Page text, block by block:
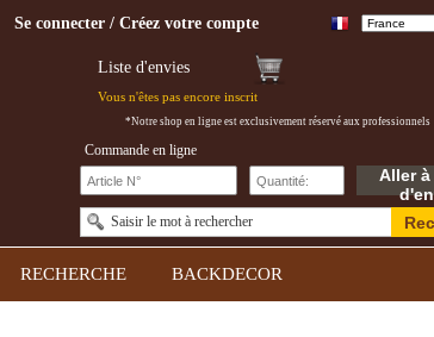
Se connecter / Créez votre compte
Liste d'envies
Vous n'êtes pas encore inscrit
*Notre shop en ligne est exclusivement réservé aux professionnels
Saisir le mot à rechercher
Commande en ligne
Aller
RECHERCHE BACKDECOR